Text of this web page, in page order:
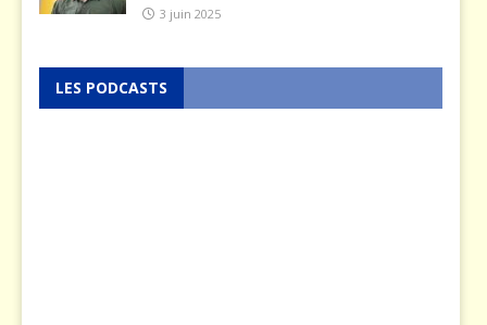
3 juin 2025
LES PODCASTS